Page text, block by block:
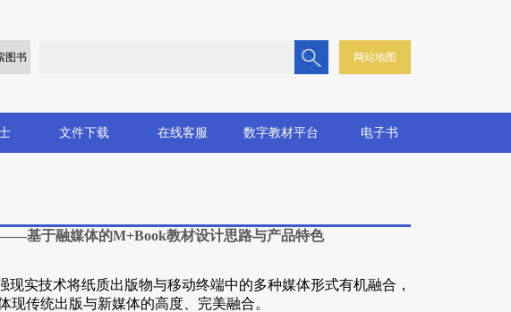
网站地图
图书
文件下载 在线客服 数字教材平台 电子书
——基于融媒体的M+Book教材设计思路与产品特色
现实技术将纸质出版物与移动终端中的多种媒体形式有机融合，
现传统出版与新媒体的高度、完美融合。